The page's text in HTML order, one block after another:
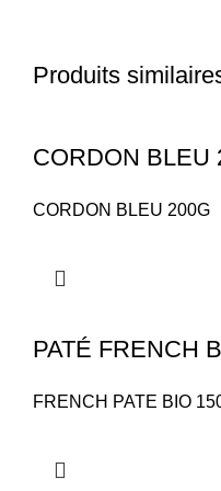
Produits
CORDON BLEU
CORDON BLEU 200G
PATÉ FRENCH
FRENCH PATE BIO